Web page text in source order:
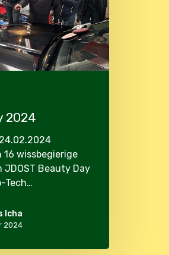
2024
wissbegierige
JDOST Beauty Day
Tech…
Icha
2024